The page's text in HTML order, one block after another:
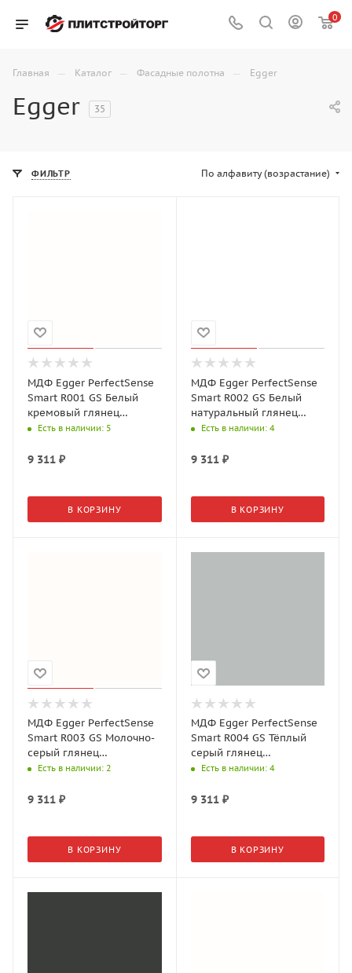
0
Главная — Каталог — Фасадные полотна — Egger
Egger 35
ФИЛЬТР По алфавиту (возрастание)
МДФ Egger PerfectSense
Smart R001 GS Белый
кремовый глянец
(2800*1220*18 мм)
Есть в наличии: 5
9 311 ₽
В КОРЗИНУ
МДФ Egger PerfectSense
Smart R002 GS Белый
натуральный глянец
(2800*1220*18 мм)
Есть в наличии: 4
9 311₽
В КОРЗИНУ
МДФ Egger PerfectSense
Smart R003 GS Молочно-
серый глянец
(2800*1220*18 мм)
Есть в наличии: 2
9 311 ₽
В КОРЗИНУ
МДФ Egger PerfectSense
Smart R004 GS Тёплый
серый глянец
(2800*1220*18 мм)
Есть в наличии: 4
9 311₽
В КОРЗИНУ